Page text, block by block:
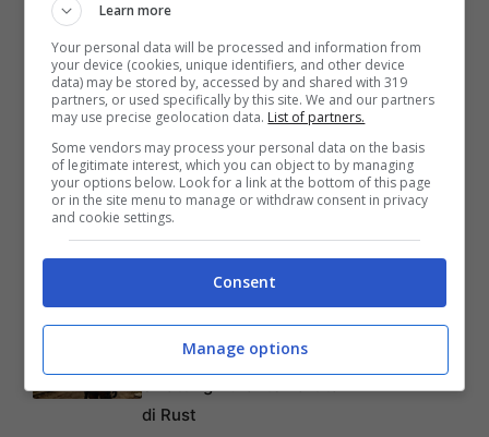
Articoli recentiCome Fermare i Download
Automatici di Modelli AI da
4GB su Chrome: Guida
Disney+: Tra Piani Gratuiti
e Collaborazioni con
TikTok per Contrastare
l’Ascesa di YouTube
Chiede 176 Milioni per
Paralisi Causata da
Swatting Durante Partita
di Rust
Learn more
Your personal data will be processed and information from
your device (cookies, unique identifiers, and other device
data) may be stored by, accessed by and shared with 319
partners, or used specifically by this site. We and our partners
may use precise geolocation data. List of partners.
Some vendors may process your personal data on the basis
of legitimate interest, which you can object to by managing
your options below. Look for a link at the bottom of this page
or in the site menu to manage or withdraw consent in privacy
and cookie settings.
Consent
Manage options